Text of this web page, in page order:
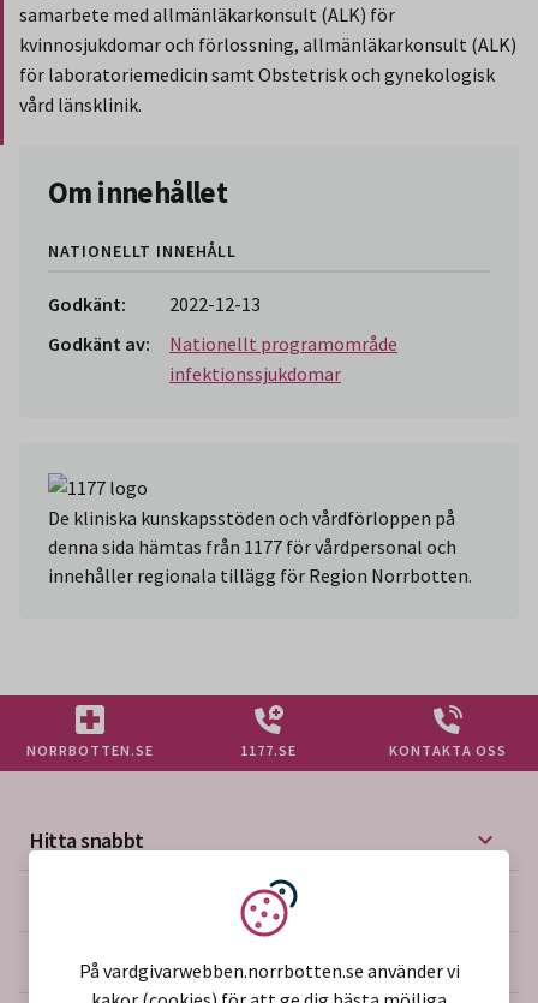
samarbete med allmänläkarkonsult (ALK) för
kvinnosjukdomar och förlossning, allmänläkarkonsult (ALK)
för laboratoriemedicin samt Obstetrisk och gynekologisk
vård länsklinik.
Om innehållet
NATIONELLT INNEHÅLL
Godkänt:
2022-12-13
Godkänt av:
Nationellt programområde
infektionssjukdomar
De kliniska kunskapsstöden och vårdförloppen på
denna sida hämtas från 1177 för vårdpersonal och
innehåller regionala tillägg för Region Norrbotten.
NORRBOTTEN.SE 1177.SE KONTAKTA OSS
Hitta snabbt
Mer på vårdgivarwebben
Om webbplatsen
Vi använder kakor
På vardgivarwebben.norrbotten.se använder vi